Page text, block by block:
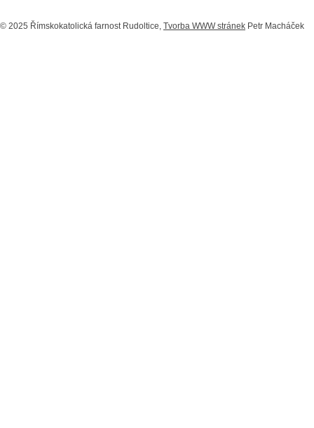
© 2025 Římskokatolická farnost Rudoltice, Tvorba WWW stránek Petr Macháček